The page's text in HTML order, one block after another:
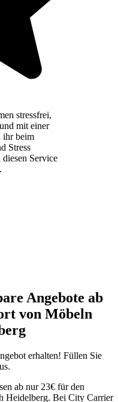
stressfrei,
mit einer
ihr beim
Stress
Service
Angebote ab
von Möbeln
erhalten! Füllen Sie
ab nur 23€ für den
Heidelberg. Bei City Carrier